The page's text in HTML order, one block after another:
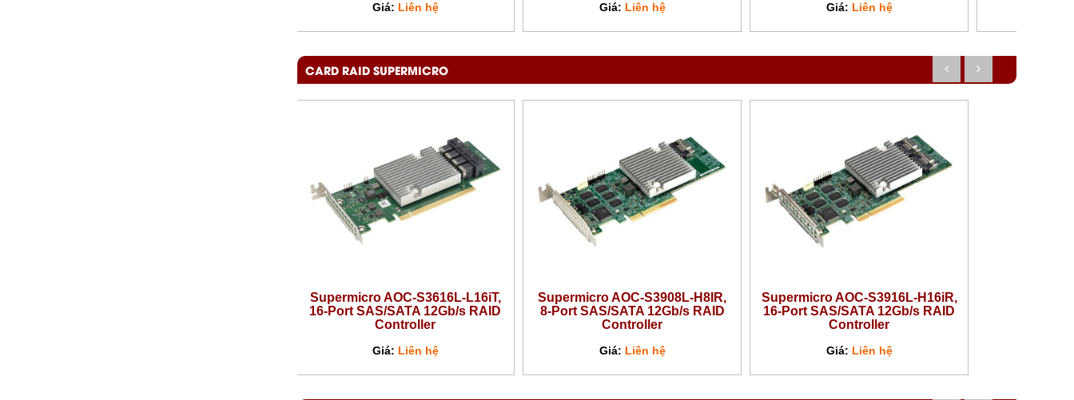
Giá: Liên hệ Giá: Liên hệ Giá: Liên hệ
CARD RAID SUPERMICRO
Supermicro AOC-S3616L-L16iT,
16-Port SAS/SATA 12Gb/s RAID
Controller
Giá: Liên hệ
Supermicro AOC-S3908L-H8IR,
8-Port SAS/SATA 12Gb/s RAID
Controller
Giá: Liên hệ
Supermicro AOC-S3916L-H16iR,
16-Port SAS/SATA 12Gb/s RAID
Controller
Giá: Liên hệ